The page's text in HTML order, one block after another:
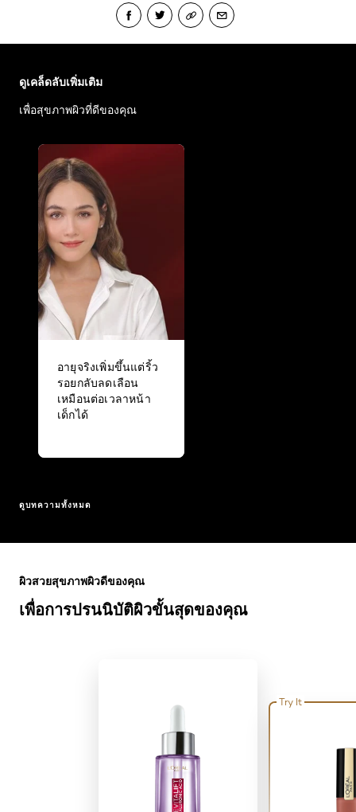
ดูเคล็ดลับเพิ่มเติม
เพื่อสุขภาพผิวที่ดีของคุณ
อายุจริงเพิ่มขึ้นแต่ริ้ว
รอยกลับลดเลือน
เหมือนต่อเวลาหน้า
เด็กได้
ดูบทความทั้งหมด
เพื่อการปรนนิบัติผิวขั้นสุดของคุณ
ผิวสวยสุขภาพผิวดีของคุณ
Try It